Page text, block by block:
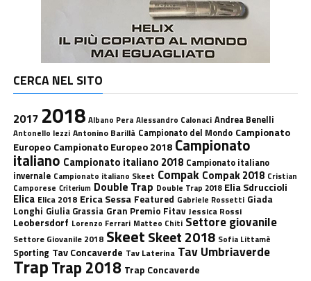
CERCA NEL SITO
2017 2018 Albano Pera Alessandro Calonaci Andrea Benelli
Antonello Iezzi Antonino Barillà Campionato del Mondo Campionato
Europeo Campionato Europeo 2018 Campionato
italiano Campionato italiano 2018 Campionato italiano
invernale Campionato italiano Skeet Compak Compak 2018 Cristian
Camporese Criterium Double Trap Double Trap 2018 Elia Sdruccioli
Elica Elica 2018 Erica Sessa Featured Gabriele Rossetti Giada
Longhi Giulia Grassia Gran Premio Fitav Jessica Rossi
Leobersdorf Lorenzo Ferrari Matteo Chiti Settore giovanile
Settore Giovanile 2018 SkeetSkeet 2018 Sofia Littamè
Sporting Tav Concaverde Tav Laterina Tav Umbriaverde
TrapTrap 2018 Trap Concaverde